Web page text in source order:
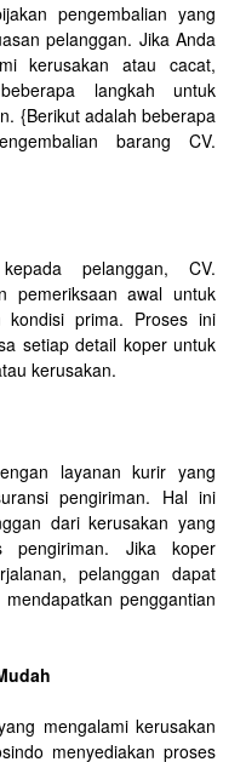
pengembalian yang
pelanggan. Jika Anda
kerusakan atau cacat,
langkah untuk
{Berikut adalah beberapa
barang CV.
pelanggan, CV.
pemeriksaan awal untuk
kondisi prima. Proses ini
setiap detail koper untuk
kerusakan.
layanan kurir yang
pengiriman. Hal ini
dari kerusakan yang
pengiriman. Jika koper
pelanggan dapat
penggantian
mengalami kerusakan
menyediakan proses